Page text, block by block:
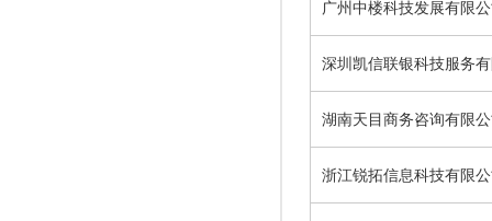
广州中楼科技发展有限
深圳凯信联银科技服务
湖南天目商务咨询有限
浙江锐拓信息科技有限